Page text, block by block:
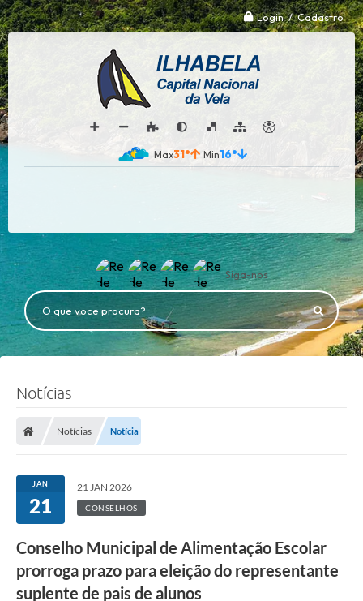
Login / Cadastro
31° 16°
Siga-nos
O que voce procura?
Notícias
Notícias Notícia
JAN
21
21 JAN 2026
CONSELHOS
Conselho Municipal de Alimentação Escolar
prorroga prazo para eleição do representante
suplente de pais de alunos